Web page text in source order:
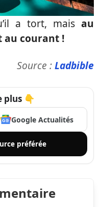
a tort, mais au
au courant !
Source :Ladbible
plus 👇
Google Actualités
préférée